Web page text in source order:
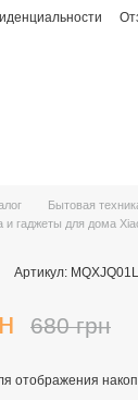
Бытовая
и гаджеты для дома
Артикул:
680 грн
отображения